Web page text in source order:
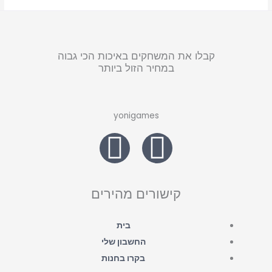
קבלו את המשחקים באיכות הכי גבוה
במחיר הזול ביותר
yonigames
F
a
c
e
b
W
h
a
t
s
קישורים מהירים
בית
החשבון שלי
בקרו בחנות